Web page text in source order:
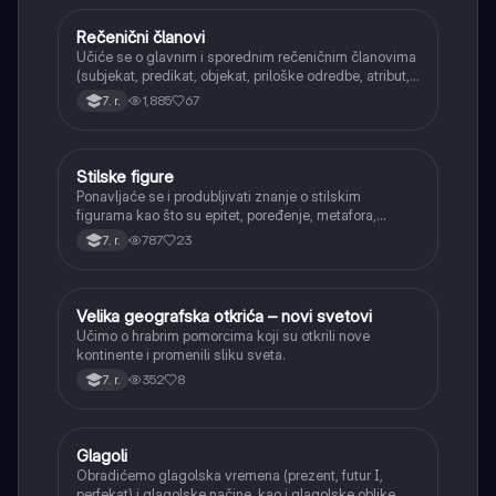
Srpski jezik
Rečenični članovi
Učiće se o glavnim i sporednim rečeničnim članovima
(subjekat, predikat, objekat, priloške odredbe, atribut,
apozicija) i njihovoj funkciji.
7. r. 1,885 67
Srpski jezik
Stilske figure
Ponavljaće se i produbljivati znanje o stilskim
figurama kao što su epitet, poređenje, metafora,
personifikacija, hiperbola, onomatopeja, aliteracija i
asonanca, razumevajući njihovu ulogu u tekstu.
7. r. 787 23
Istorija
Velika geografska otkrića – novi svetovi
Učimo o hrabrim pomorcima koji su otkrili nove
kontinente i promenili sliku sveta.
7. r. 352 8
Srpski jezik
Glagoli
Obradićemo glagolska vremena (prezent, futur I,